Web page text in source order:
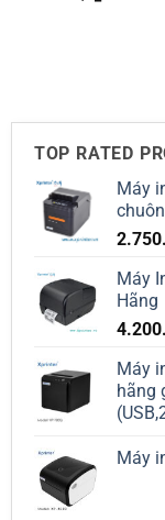
TOP RATED
Máy
Máy
Hãng
Máy
hãng
Máy